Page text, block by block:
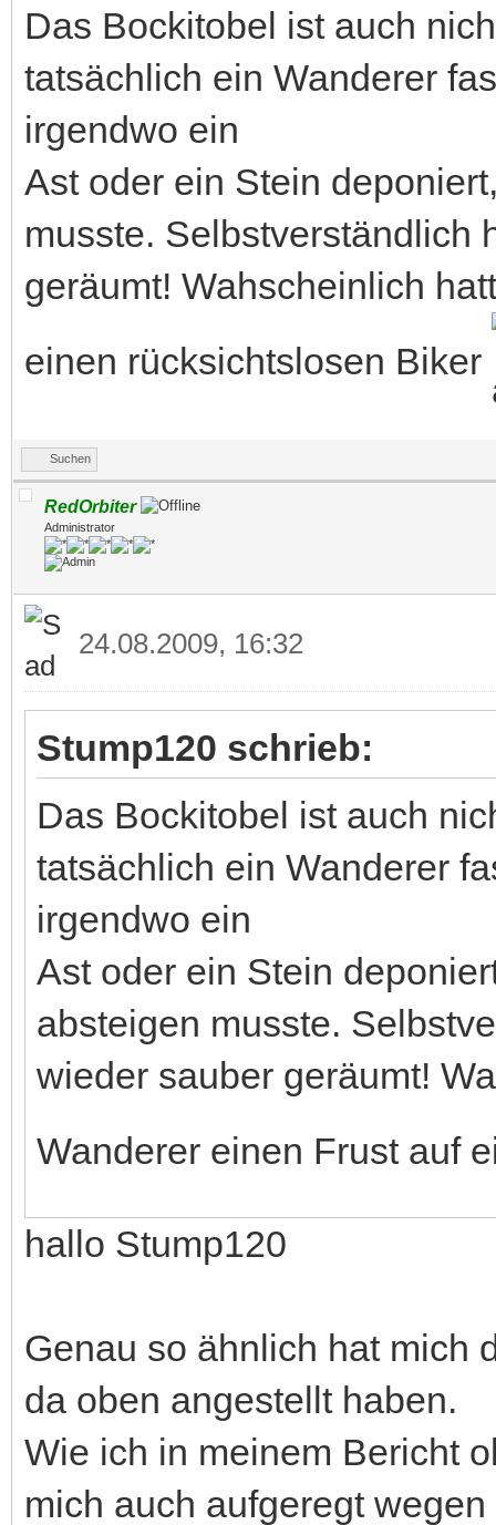
Das Bockitobel ist auch
tatsächlich ein Wanderer
irgendwo ein
Ast oder ein Stein
musste. Selbstverständlich
geräumt! Wahscheinlich
einen rücksichtslosen Biker
Suchen
RedOrbiter
Administrator
24.08.2009, 16:32
Stump120 schrieb:
Das Bockitobel ist auch
tatsächlich ein Wanderer
irgendwo ein
Ast oder ein Stein
absteigen musste.
wieder sauber geräumt!
Wanderer einen Frust auf
hallo Stump120
Genau so ähnlich hat mich
da oben angestellt haben.
Wie ich in meinem Bericht
mich auch aufgeregt